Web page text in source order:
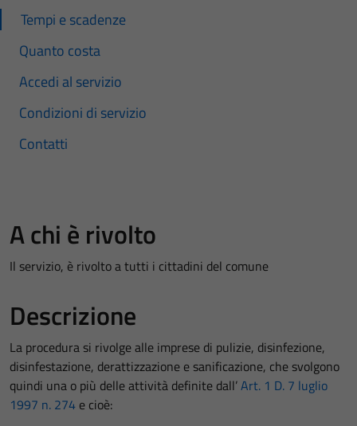
Tempi e scadenze
Quanto costa
Accedi al servizio
Condizioni di servizio
Contatti
A chi è rivolto
Il servizio, è rivolto a tutti i cittadini del comune
Descrizione
La procedura si rivolge alle imprese di pulizie, disinfezione,
disinfestazione, derattizzazione e sanificazione, che svolgono
quindi una o più delle attività definite dall’Art. 1 D. 7 luglio
1997 n. 274 e cioè: